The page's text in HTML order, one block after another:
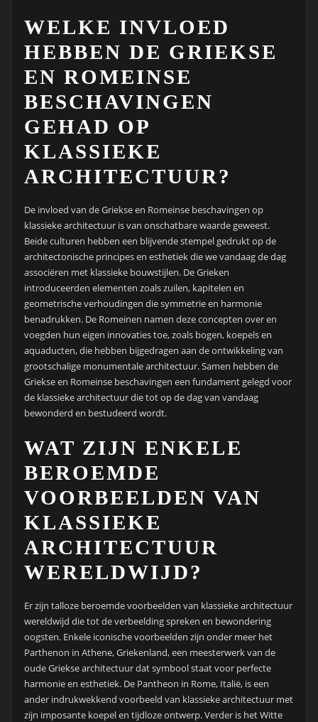
WELKE INVLOED
HEBBEN DE GRIEKSE
EN ROMEINSE
BESCHAVINGEN
GEHAD OP
KLASSIEKE
ARCHITECTUUR?
De invloed van de Griekse en Romeinse beschavingen op
klassieke architectuur is van onschatbare waarde geweest.
Beide culturen hebben een blijvende stempel gedrukt op de
architectonische principes en esthetiek die we vandaag de dag
associëren met klassieke bouwstijlen. De Grieken
introduceerden elementen zoals zuilen, kapitelen en
geometrische verhoudingen die symmetrie en harmonie
benadrukken. De Romeinen namen deze concepten over en
voegden hun eigen innovaties toe, zoals bogen, koepels en
aquaducten, die hebben bijgedragen aan de ontwikkeling van
grootschalige monumentale architectuur. Samen hebben de
Griekse en Romeinse beschavingen een fundament gelegd voor
de klassieke architectuur die tot op de dag van vandaag
bewonderd en bestudeerd wordt.
WAT ZIJN ENKELE
BEROEMDE
VOORBEELDEN VAN
KLASSIEKE
ARCHITECTUUR
WERELDWIJD?
Er zijn talloze beroemde voorbeelden van klassieke architectuur
wereldwijd die tot de verbeelding spreken en bewondering
oogsten. Enkele iconische voorbeelden zijn onder meer het
Parthenon in Athene, Griekenland, een meesterwerk van de
oude Griekse architectuur dat symbool staat voor perfecte
harmonie en esthetiek. De Pantheon in Rome, Italië, is een
ander indrukwekkend voorbeeld van klassieke architectuur met
zijn imposante koepel en tijdloze ontwerp. Verder is het Witte